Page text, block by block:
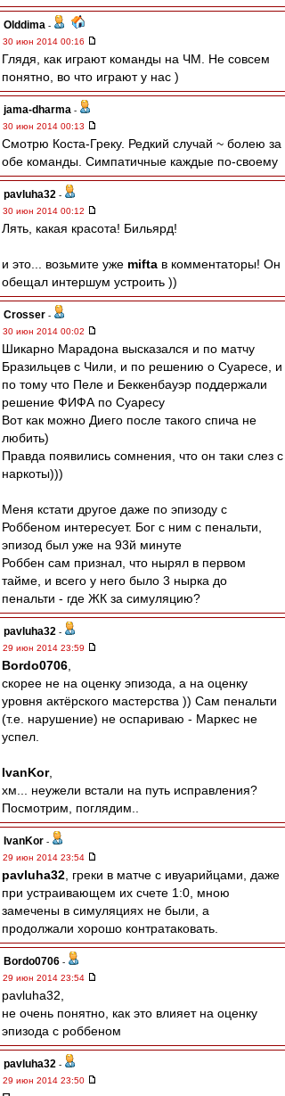
Olddima -
30 июн 2014 00:16
Глядя, как играют команды на ЧМ. Не совсем
понятно, во что играют у нас )
jama-dharma -
30 июн 2014 00:13
Смотрю Коста-Греку. Редкий случай ~ болею за
обе команды. Симпатичные каждые по-своему
pavluha32 -
30 июн 2014 00:12
Лять, какая красота! Бильярд!
и это... возьмите уже mifta в комментаторы! Он
обещал интершум устроить ))
Crosser -
30 июн 2014 00:02
Шикарно Марадона высказался и по матчу
Бразильцев с Чили, и по решению о Суаресе, и
по тому что Пеле и Беккенбауэр поддержали
решение ФИФА по Суаресу
Вот как можно Диего после такого спича не
любить)
Правда появились сомнения, что он таки слез с
наркоты)))
Меня кстати другое даже по эпизоду с
Роббеном интересует. Бог с ним с пенальти,
эпизод был уже на 93й минуте
Роббен сам признал, что нырял в первом
тайме, и всего у него было 3 нырка до
пенальти - где ЖК за симуляцию?
pavluha32 -
29 июн 2014 23:59
Bordo0706
скорее не на оценку эпизода, а на оценку
уровня актёрского мастерства )) Сам пенальти
(т.е. нарушение) не оспариваю - Маркес не
успел.
IvanKor,
хм... неужели встали на путь исправления?
Посмотрим, поглядим..
IvanKor -
29 июн 2014 23:54
pavluha32 , греки в матче с ивуарийцами, даже
при устраивающем их счете 1:0, мною
замечены в симуляциях не были, а
продолжали хорошо контратаковать.
Bordo0706 -
29 июн 2014 23:54
pavluha32,
не очень понятно, как это влияет на оценку
эпизода с роббеном
pavluha32 -
29 июн 2014 23:50